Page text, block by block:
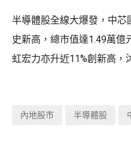
半導體股全線大爆發，中芯
史新高，總市值達1.49萬
虹宏力亦升近11%創新高，
內地股市 半導體股